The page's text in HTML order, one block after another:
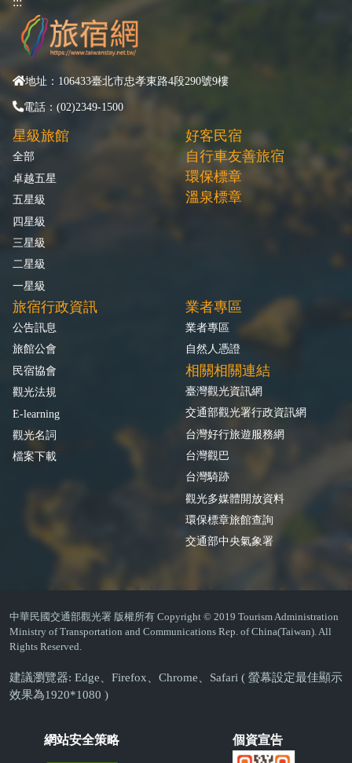
地址：106433臺北市忠孝東路4段290號9樓
電話：(02)2349-1500
星級旅館
全部
卓越五星
五星級
四星級
三星級
二星級
一星級
好客民宿
自行車友善旅宿
環保標章
溫泉標章
旅宿行政資訊
公告訊息
旅館公會
民宿協會
觀光法規
E-learning
觀光名詞
檔案下載
業者專區
業者專區
自然人憑證
相關相關連結
臺灣觀光資訊網
交通部觀光署行政資訊網
台灣好行旅遊服務網
台灣觀巴
台灣騎跡
觀光多媒體開放資料
環保標章旅館查詢
交通部中央氣象署
中華民國交通部觀光署 版權所有 Copyright © 2019 Tourism Administration
Ministry of Transportation and Communications Rep. of China(Taiwan). All
Rights Reserved.
建議瀏覽器: Edge、Firefox、Chrome、Safari ( 螢幕設定最佳顯示
效果為1920*1080 )
網站安全策略 個資宣告